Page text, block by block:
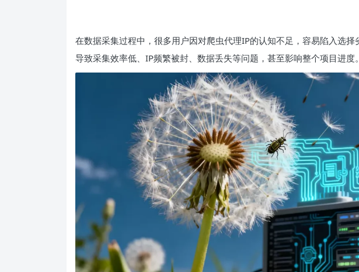
在数据采集过程中，很多用户因对爬虫代理IP的认知不足，容易陷入选择
导致采集效率低、IP频繁被封、数据丢失等问题，甚至影响整个项目进度。